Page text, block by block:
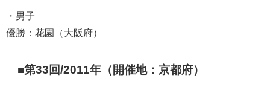
・男子
優勝：花園（大阪府）
■第33回/2011年（開催地：京都府）